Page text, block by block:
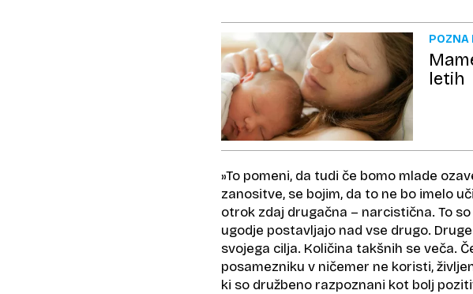
POZNA
letih
»To pomeni, da tudi če bomo mlade
zanositve, se bojim, da to ne bo imelo
otrok zdaj drugačna – narcistična. To
ugodje postavljajo nad vse drugo.
svojega cilja. Količina takšnih se veča.
posamezniku v ničemer ne koristi,
ki so družbeno razpoznani kot bolj